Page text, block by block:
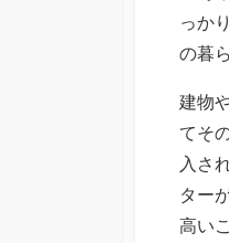
っか
の暮
建物
てそ
入さ
ター
高い